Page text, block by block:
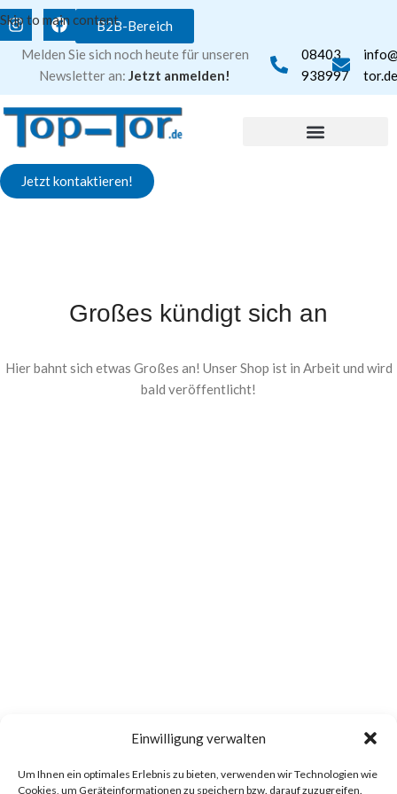
Einwilligung verwalten
Um Ihnen ein optimales Erlebnis zu bieten, verwenden wir Technologien wie
Cookies, um Geräteinformationen zu speichern bzw. darauf zuzugreifen.
Skip to main contentB2B-Bereich
Melden Sie sich noch heute für unseren
Newsletter an: Jetzt anmelden!
08403
938997
tor.de
Jetzt kontaktieren!
Großes kündigt sich an
Hier bahnt sich etwas Großes an! Unser Shop ist in Arbeit und wird
bald veröffentlicht!